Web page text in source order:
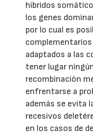
híbridos
los genes
por lo cual es
adaptados a las
tener lugar
recombinación
enfrentarse a
además se evita
recesivos
en los casos de